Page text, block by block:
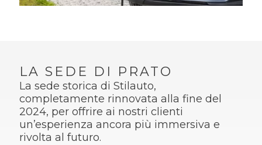
LA SEDE DI PRATO
La sede storica di Stilauto,
completamente rinnovata alla fine del
2024, per offrire ai nostri clienti
un’esperienza ancora più immersiva e
rivolta al futuro.